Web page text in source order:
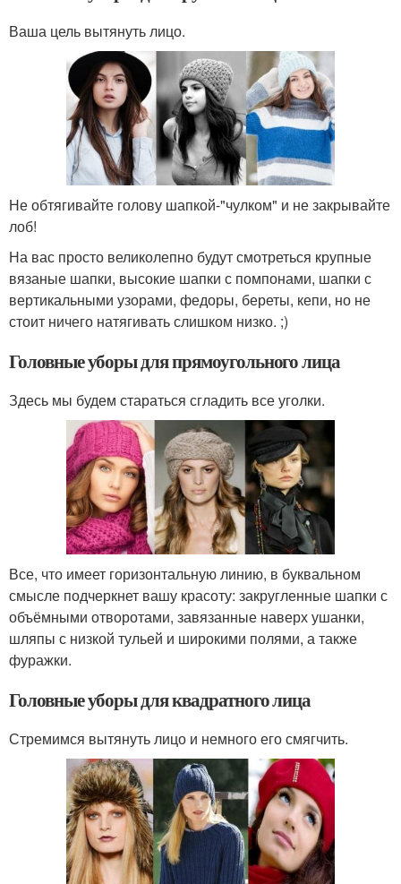
Ваша цель вытянуть лицо.
Не обтягивайте голову шапкой-"чулком" и не закрывайте
лоб!
На вас просто великолепно будут смотреться крупные
вязаные шапки, высокие шапки с помпонами, шапки с
вертикальными узорами, федоры, береты, кепи, но не
стоит ничего натягивать слишком низко. ;)
Головные уборы для прямоугольного лица
Здесь мы будем стараться сгладить все уголки.
Все, что имеет горизонтальную линию, в буквальном
смысле подчеркнет вашу красоту: закругленные шапки с
объёмными отворотами, завязанные наверх ушанки,
шляпы с низкой тульей и широкими полями, а также
фуражки.
Головные уборы для квадратного лица
Стремимся вытянуть лицо и немного его смягчить.